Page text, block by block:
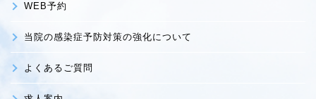
WEB予約
当院の感染症予防対策の強化について
よくあるご質問